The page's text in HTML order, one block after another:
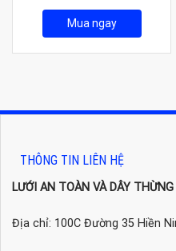
là:
1.200.000₫.
Mua ngay
THÔNG TIN LIÊN HỆ
LƯỚI AN TOÀN VÀ DÂY THỪNG
Địa chỉ: 100C Đường 35 Hiền